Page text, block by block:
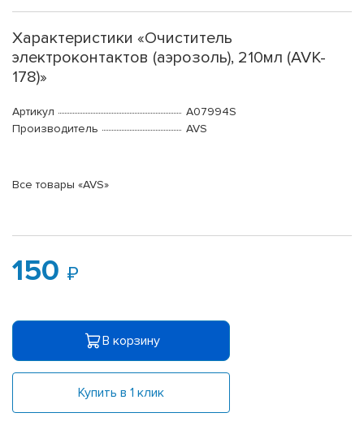
Характеристики «Очиститель
электроконтактов (аэрозоль), 210мл (AVK-
178)»
Артикул
A07994S
Производитель
AVS
Все товары «AVS»
150
В корзину
Купить в 1 клик